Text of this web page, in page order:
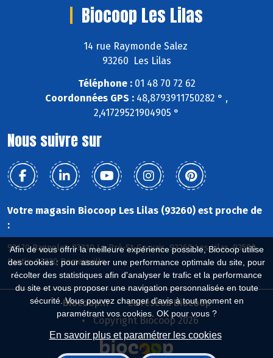
Afin de vous offrir la meilleure expérience possible, Biocoop utilise
des cookies : pour assurer une performance optimale du site, pour
récolter des statistiques afin d'analyser le trafic et la performance
du site et vous proposer une navigation personnalisée en toute
sécurité. Vous pouvez changer d'avis à tout moment en
paramétrant vos cookies. OK pour vous ?
En savoir plus et paramétrer les cookies
Biocoop Les Lilas
14 rue Raymonde Salez
93260 Les Lilas
Téléphone :01 48 70 72 62
Coordonnées GPS : 48,8793911750282 ° ,
2,41729521904905 °
Nous suivre sur
Votre magasin Biocoop Les Lilas (93260) est proche de
:
93170 Bagnolet, 93310 Le Pré-St-Gervais, 93260 Les Lilas, 93500
Pantin, 93230 Romainville
Biocoop.fr
Le réseau Biocoop
Copyright Biocoop 2026